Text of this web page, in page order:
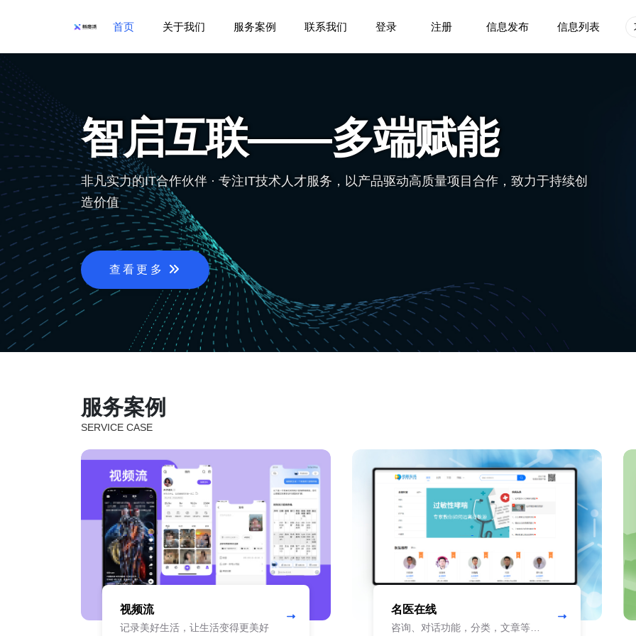
首页 关于我们 服务案例 联系我们 登录 注册 信息发布 信息列表
智启互联——多端赋能
非凡实力的IT合作伙伴 · 专注IT技术人才服务，以产品驱动高质量项目合作，致力于持续创
造价值
查看更多
服务案例
SERVICE CASE
视频流
记录美好生活，让生活变得更美好
名医在线
咨询、对话功能，分类，文章等功